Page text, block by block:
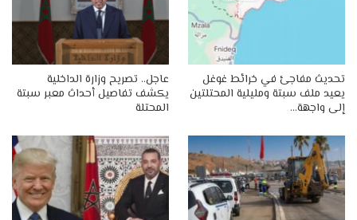
تحديث مفاجئ في خرائط غوغل
يعيد ملف سبتة ومليلية المحتلتين
إلى واجهة…
عاجل.. تصريح وزارة الداخلية
يكشف تفاصيل أحداث معبر سبتة
المحتلة